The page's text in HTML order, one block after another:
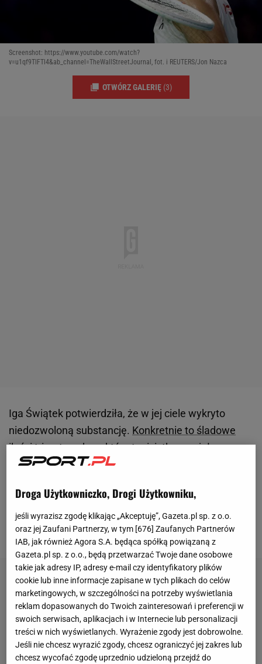
Screenshot: https://www.youtube.com/watch?
v=u1qf9TlFTl4&ab_channel=TheWallStreetJournal, fot. i REUTERS/Jon Nazca
OTWÓRZ GALERIĘ (3)
Iga Świątek potwierdziła, że w jej ciele wykryto
niedozwoloną substancję. Konkretnie to śladowe
ilości trimetazydyny, którą tenisistka przyjęła
nieświadomie. Wiceliderka światowego rankingu
w melatoninie, której partia została
zanieczyszczona. W związku z tymPolkaotrzymała
symboliczną, miesięczną karę zawieszenia.
Droga Użytkowniczko, Drogi Użytkowniku,
jeśli wyrazisz zgodę klikając „Akceptuję”, Gazeta.pl sp. z o.o.
oraz jej Zaufani Partnerzy, w tym [676] Zaufanych Partnerów
IAB, jak również Agora S.A. będąca spółką powiązaną z
Gazeta.pl sp. z o.o., będą przetwarzać Twoje dane osobowe
takie jak adresy IP, adresy e-mail czy identyfikatory plików
cookie lub inne informacje zapisane w tych plikach do celów
marketingowych, w szczególności na potrzeby wyświetlania
reklam dopasowanych do Twoich zainteresowań i preferencji w
swoich serwisach, aplikacjach i w Internecie lub personalizacji
treści w nich wyświetlanych. Wyrażenie zgody jest dobrowolne.
Jeśli nie chcesz wyrazić zgody, chcesz ograniczyć jej zakres lub
chcesz wycofać zgodę uprzednio udzieloną przejdź do